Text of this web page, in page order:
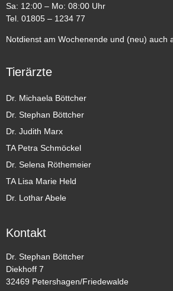
Sa: 12:00 – Mo: 08:00 Uhr
Tel. 01805 – 1234 77
Notdienst am Wochenende und (neu) auch
Tierärzte
Dr. Michaela Böttcher
Dr. Stephan Böttcher
Dr. Judith Marx
TA Petra Schmöckel
Dr. Selena Röthemeier
TA Lisa Marie Held
Dr. Lothar Abele
Kontakt
Dr. Stephan Böttcher
Diekhoff 7
32469 Petershagen/Friedewalde